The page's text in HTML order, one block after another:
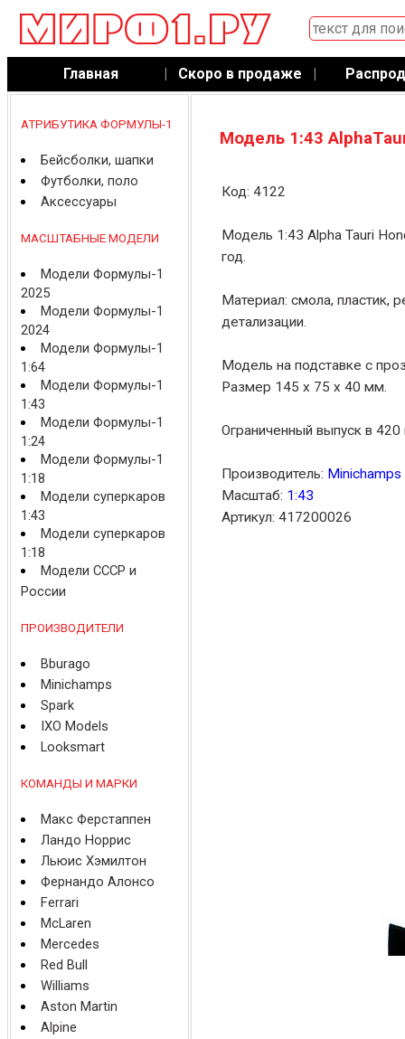
Главная | Скоро в продаже |
АТРИБУТИКА ФОРМУЛЫ-1
Бейсболки, шапки
Футболки, поло
Аксессуары
МАСШТАБНЫЕ МОДЕЛИ
Модели Формулы-1
2025
Модели Формулы-1
2024
Модели Формулы-1
1:64
Модели Формулы-1
1:43
Модели Формулы-1
1:24
Модели Формулы-1
1:18
Модели суперкаров
1:43
Модели суперкаров
1:18
Модели СССР и
России
ПРОИЗВОДИТЕЛИ
Bburago
Minichamps
Spark
IXO Models
Looksmart
КОМАНДЫ И МАРКИ
Макс Ферстаппен
Ландо Норрис
Льюис Хэмилтон
Фернандо Алонсо
Ferrari
McLaren
Mercedes
Red Bull
Williams
Aston Martin
Alpine
Модель 1:43
Код: 4122
Модель 1:43 Alpha Tauri
год.
Материал: смола, пластик,
детализации.
Модель на подставке с
Размер 145 x 75 x 40 мм.
Ограниченный выпуск в 420
Производитель: Minichamps
Масштаб: 1:43
Артикул: 417200026